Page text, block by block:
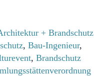
+ Brandschutz
, Bau-Ingenieur,
, Brandschutz